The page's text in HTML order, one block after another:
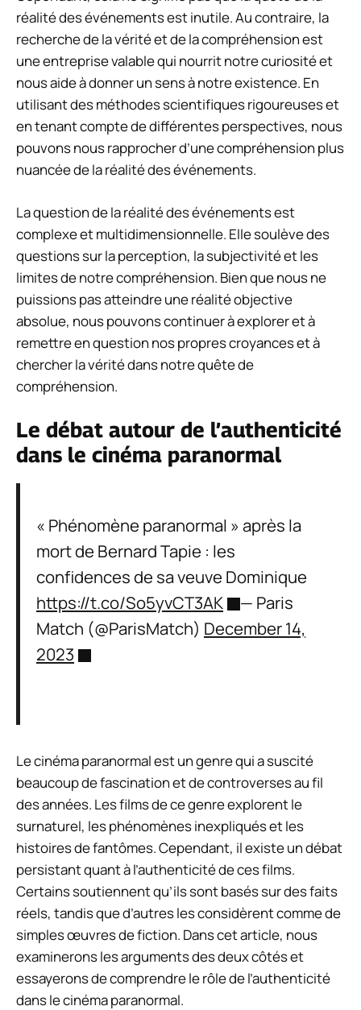
réalité des événements est inutile. Au contraire, la
recherche de la vérité et de la compréhension est
une entreprise valable qui nourrit notre curiosité et
nous aide à donner un sens à notre existence. En
utilisant des méthodes scientifiques rigoureuses et
en tenant compte de différentes perspectives, nous
pouvons nous rapprocher d’une compréhension plus
nuancée de la réalité des événements.
La question de la réalité des événements est
complexe et multidimensionnelle. Elle soulève des
questions sur la perception, la subjectivité et les
limites de notre compréhension. Bien que nous ne
puissions pas atteindre une réalité objective
absolue, nous pouvons continuer à explorer et à
remettre en question nos propres croyances et à
chercher la vérité dans notre quête de
compréhension.
Le débat autour de l’authenticité
dans le cinéma paranormal
« Phénomène paranormal » après la
mort de Bernard Tapie : les
confidences de sa veuve Dominique
https://t.co/So5yvCT3AK
— Paris
Match (@ParisMatch) December 14,
2023
Le cinéma paranormal est un genre qui a suscité
beaucoup de fascination et de controverses au fil
des années. Les films de ce genre explorent le
surnaturel, les phénomènes inexpliqués et les
histoires de fantômes. Cependant, il existe un débat
persistant quant à l’authenticité de ces films.
Certains soutiennent qu’ils sont basés sur des faits
réels, tandis que d’autres les considèrent comme de
simples œuvres de fiction. Dans cet article, nous
examinerons les arguments des deux côtés et
essayerons de comprendre le rôle de l’authenticité
dans le cinéma paranormal.